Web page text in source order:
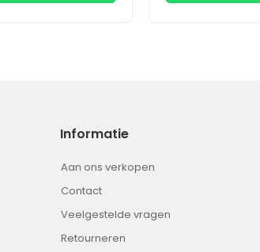
Informatie
Aan ons verkopen
Contact
Veelgestelde vragen
Retourneren